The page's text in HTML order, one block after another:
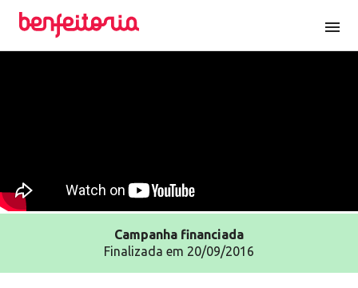
menu
Campanha financiada
Finalizada em 20/09/2016